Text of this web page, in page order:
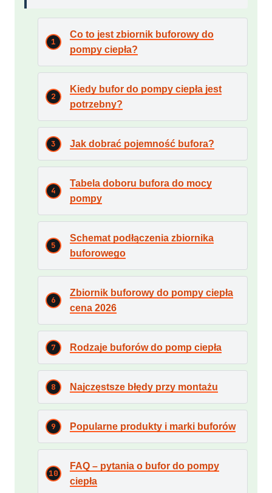
Co to jest zbiornik buforowy do
pompy ciepła?
Kiedy bufor do pompy ciepła jest
potrzebny?
Jak dobrać pojemność bufora?
Tabela doboru bufora do mocy
pompy
Schemat podłączenia zbiornika
buforowego
Zbiornik buforowy do pompy ciepła
cena 2026
Rodzaje buforów do pomp ciepła
Najczęstsze błędy przy montażu
Popularne produkty i marki buforów
FAQ – pytania o bufor do pompy
ciepła